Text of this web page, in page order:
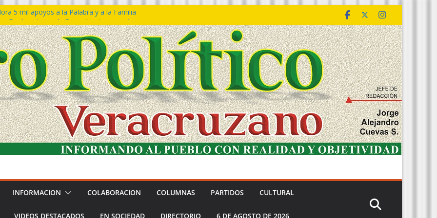
5 mil apoyos a la Palabra y a la Familia
Declaraciones de Procedencia en contra
𝙂𝙤𝙗𝙞𝙚𝙧𝙣𝙤 𝙙𝙚𝙡 𝙀𝙨𝙩𝙖𝙙𝙤 𝙖 𝙙𝙞𝙨𝙛𝙧𝙪𝙩𝙖𝙧
𝙙𝙚𝙡 𝙈𝙖𝙧 𝙚𝙣 𝘾𝙤𝙖𝙩𝙯𝙖𝙘𝙤𝙖𝙡𝙘𝙤𝙨
de policías con vocación de servicio y
SSP
rechaza acusaciones y asegura que
solicitud de desafuero
INFORMACION COLABORACION COLUMNAS PARTIDOS CULTURAL
VIDEOS DESTACADOS EN SOCIEDAD DIRECTORIO 6 DE AGOSTO DE 2026